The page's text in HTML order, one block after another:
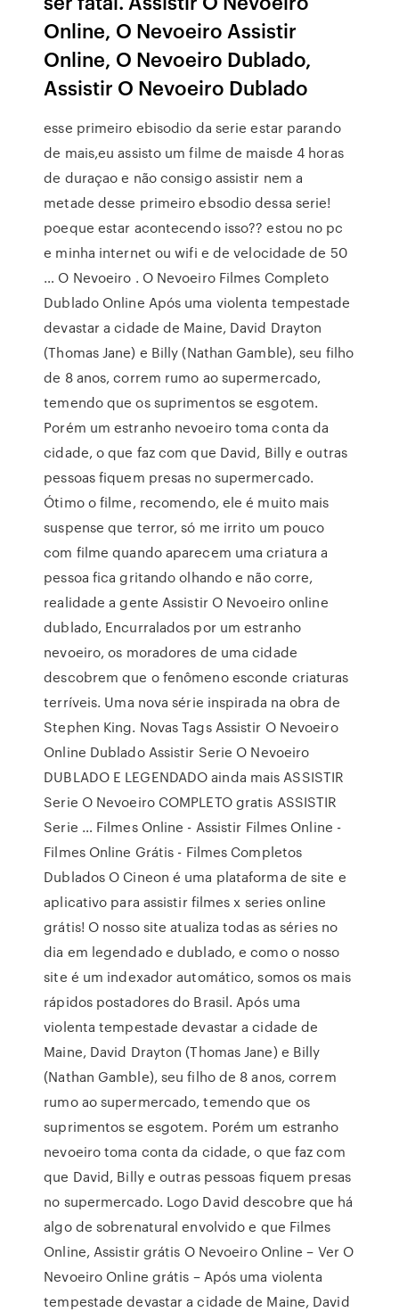
Online, O Nevoeiro Assistir
Online, O Nevoeiro Dublado,
Assistir O Nevoeiro Dublado
esse primeiro ebisodio da serie estar parando
de mais,eu assisto um filme de maisde 4 horas
de duraçao e não consigo assistir nem a
metade desse primeiro ebsodio dessa serie!
poeque estar acontecendo isso?? estou no pc
e minha internet ou wifi e de velocidade de 50
… O Nevoeiro . O Nevoeiro Filmes Completo
Dublado Online Após uma violenta tempestade
devastar a cidade de Maine, David Drayton
(Thomas Jane) e Billy (Nathan Gamble), seu filho
de 8 anos, correm rumo ao supermercado,
temendo que os suprimentos se esgotem.
Porém um estranho nevoeiro toma conta da
cidade, o que faz com que David, Billy e outras
pessoas fiquem presas no supermercado.
Ótimo o filme, recomendo, ele é muito mais
suspense que terror, só me irrito um pouco
com filme quando aparecem uma criatura a
pessoa fica gritando olhando e não corre,
realidade a gente Assistir O Nevoeiro online
dublado, Encurralados por um estranho
nevoeiro, os moradores de uma cidade
descobrem que o fenômeno esconde criaturas
terríveis. Uma nova série inspirada na obra de
Stephen King. Novas Tags Assistir O Nevoeiro
Online Dublado Assistir Serie O Nevoeiro
DUBLADO E LEGENDADO ainda mais ASSISTIR
Serie O Nevoeiro COMPLETO gratis ASSISTIR
Serie … Filmes Online - Assistir Filmes Online -
Filmes Online Grátis - Filmes Completos
Dublados O Cineon é uma plataforma de site e
aplicativo para assistir filmes x series online
grátis! O nosso site atualiza todas as séries no
dia em legendado e dublado, e como o nosso
site é um indexador automático, somos os mais
rápidos postadores do Brasil. Após uma
violenta tempestade devastar a cidade de
Maine, David Drayton (Thomas Jane) e Billy
(Nathan Gamble), seu filho de 8 anos, correm
rumo ao supermercado, temendo que os
suprimentos se esgotem. Porém um estranho
nevoeiro toma conta da cidade, o que faz com
que David, Billy e outras pessoas fiquem presas
no supermercado. Logo David descobre que há
algo de sobrenatural envolvido e que Filmes
Online, Assistir grátis O Nevoeiro Online – Ver O
Nevoeiro Online grátis – Após uma violenta
tempestade devastar a cidade de Maine, David